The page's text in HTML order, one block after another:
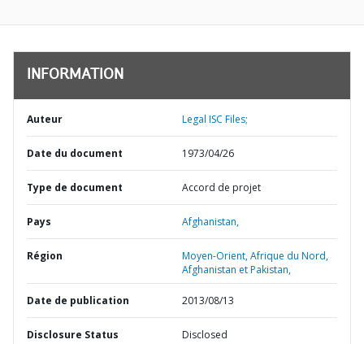
INFORMATION
Auteur Legal ISC Files;
Date du document 1973/04/26
Type de document Accord de projet
Pays Afghanistan,
Région
Moyen-Orient, Afrique du Nord,
Afghanistan et Pakistan,
Date de publication 2013/08/13
Disclosure Status Disclosed